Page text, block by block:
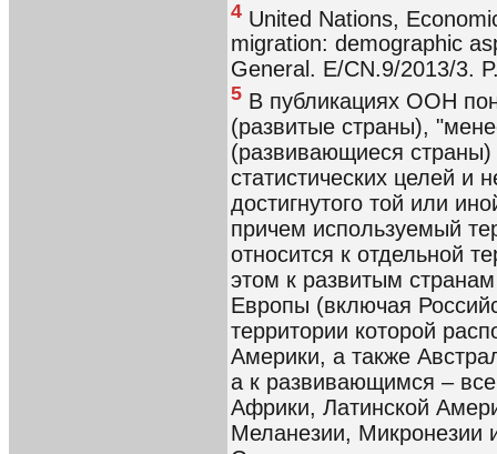
4 United Nations,
migration: demographic
General. E/CN.9/2013/3.
5 В публикациях ООН
(развитые страны),
(развивающиеся
статистических целей и
достигнутого той или
причем используемый
относится к отдельной
этом к развитым
Европы (включая
территории которой
Америки, а также
а к развивающимся –
Африки, Латинской
Меланезии, Микронезии